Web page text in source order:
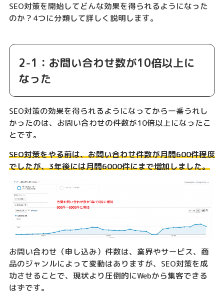
SEO対策を開始してどんな効果を得られるようになった
のか？4つに分類して詳しく説明します。
2-1：お問い合わせ数が10倍以上に
なった
SEO対策の効果を得られるようになってから一番うれし
かったのは、お問い合わせの件数が10倍以上になったこ
とです。
SEO対策をやる前は、お問い合わせ件数が月間600件程度
でしたが、3年後には月間6000件にまで増加しました。
お問い合わせ（申し込み）件数は、業界やサービス、商
品のジャンルによって変動はありますが、SEO対策を成
功させることで、現状より圧倒的にWebから集客できる
はずです。